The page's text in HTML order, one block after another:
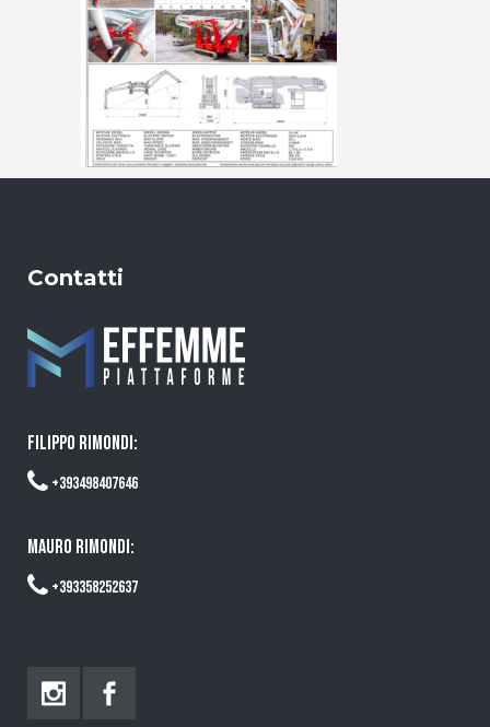
Contatti
FILIPPO RIMONDI:
+393498407646
MAURO RIMONDI:
+393358252637